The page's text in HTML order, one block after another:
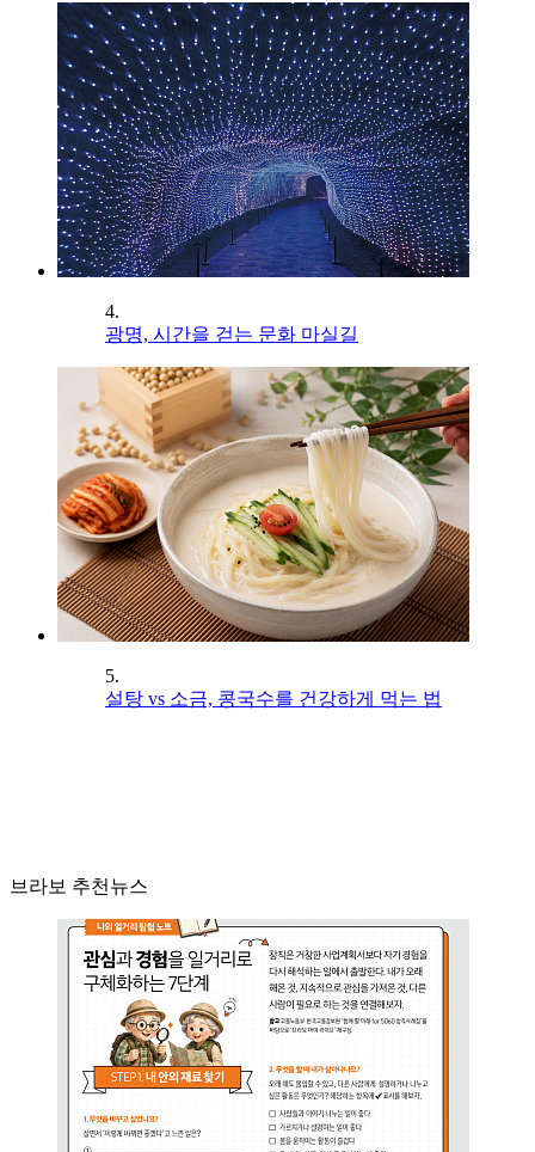
4.
광명, 시간을 걷는 문화 마실길
5.
설탕 vs 소금, 콩국수를 건강하게 먹는 법
브라보 추천뉴스